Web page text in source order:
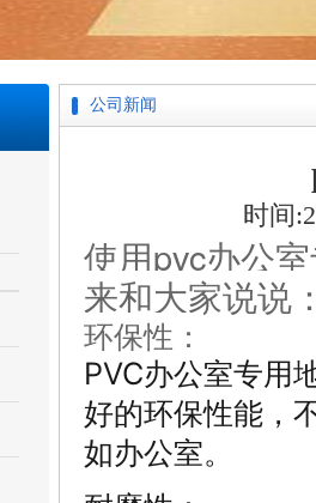
公司新闻
时间
使用pvc办公
来和大家说说
环保性：
PVC办公室专用
好的环保性能，
如办公室。